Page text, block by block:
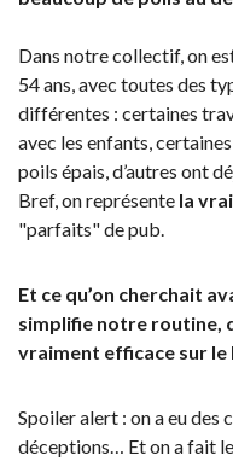
Dans notre collectif, on
54 ans, avec toutes des
différentes : certaines
avec les enfants,
poils épais, d’autres ont
Bref, on représente la
"parfaits" de pub.
Et ce qu’on cherchait
simplifie notre routine,
vraiment efficace sur le
Spoiler alert : on a eu des
déceptions… Et on a fait